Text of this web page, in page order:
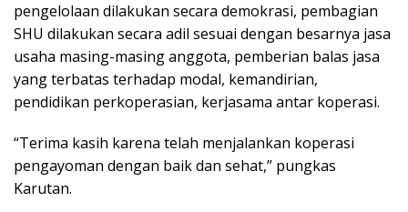
pengelolaan dilakukan secara demokrasi, pembagian
SHU dilakukan secara adil sesuai dengan besarnya jasa
usaha masing-masing anggota, pemberian balas jasa
yang terbatas terhadap modal, kemandirian,
pendidikan perkoperasian, kerjasama antar koperasi.
“Terima kasih karena telah menjalankan koperasi
pengayoman dengan baik dan sehat,” pungkas
Karutan.